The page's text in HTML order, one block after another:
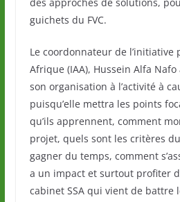
guichets du FVC.
Le coordonnateur de l’initiative
Afrique (IAA), Hussein Alfa
son organisation à l’activité à
puisqu’elle mettra les points
qu’ils apprennent, comment
projet, quels sont les critères
gagner du temps, comment
a un impact et surtout profiter
cabinet SSA qui vient de battre